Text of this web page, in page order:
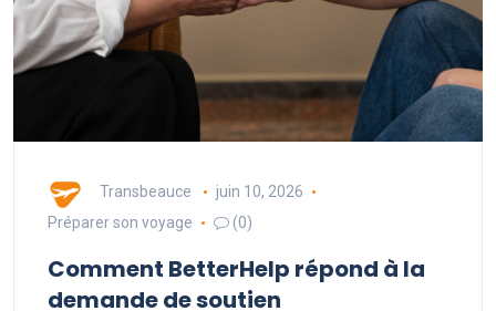
Transbeauce
juin 10, 2026
Préparer son voyage
(0)
Comment BetterHelp répond à la
demande de soutien